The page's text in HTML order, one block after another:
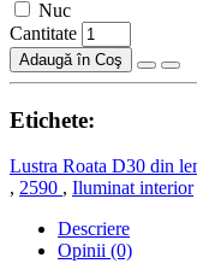
Nuc
Cantitate
Adaugă în Coş
Etichete:
Lustra Roata D30 din
, 2590 , Iluminat interior
Descriere
Opinii (0)